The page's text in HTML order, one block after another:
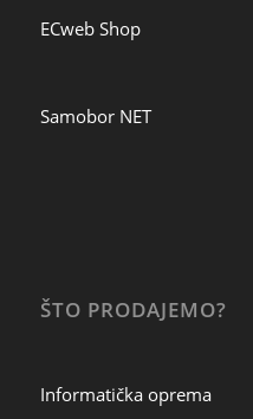
ECweb Shop
Samobor NET
ŠTO PRODAJEMO?
Informatička oprema